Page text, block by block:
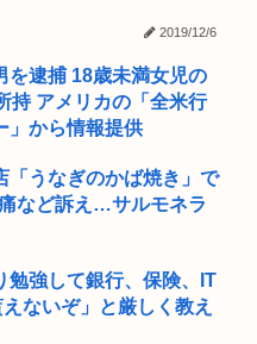
カを見るとクラッシュする
して精神的ショックを受け
卒が金持ちが多い 無能な大
生（16）逮捕
2019/12/6
を逮捕 18歳未満女児の
持 アメリカの「全米行
」から情報提供
「うなぎのかば焼き」で
など訴え…サルモネラ
勉強して銀行、保険、IT
ないぞ」と厳しく教え